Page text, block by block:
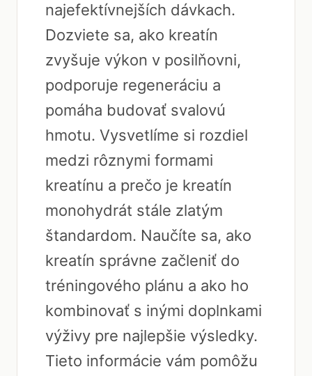
najefektívnejších dávkach.
Dozviete sa, ako kreatín
zvyšuje výkon v posilňovni,
podporuje regeneráciu a
pomáha budovať svalovú
hmotu. Vysvetlíme si rozdiel
medzi rôznymi formami
kreatínu a prečo je kreatín
monohydrát stále zlatým
štandardom. Naučíte sa, ako
kreatín správne začleniť do
tréningového plánu a ako ho
kombinovať s inými doplnkami
výživy pre najlepšie výsledky.
Tieto informácie vám pomôžu